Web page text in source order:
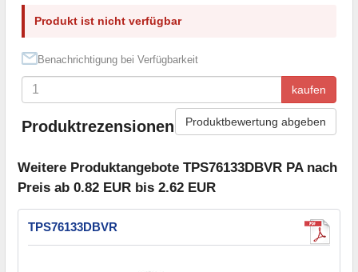
Produkt ist nicht verfügbar
Benachrichtigung bei Verfügbarkeit
kaufen
Produktrezensionen Produktbewertung abgeben
Weitere Produktangebote TPS76133DBVR PA nach
Preis ab 0.82 EUR bis 2.62 EUR
TPS76133DBVR